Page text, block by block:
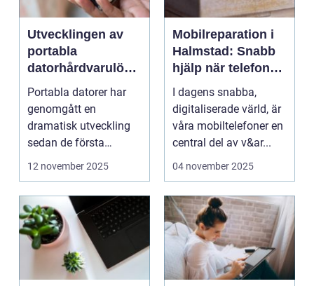
Utvecklingen av
portabla
datorhårdvarulösn
ingar
Portabla datorer har
genomgått en
dramatisk utveckling
sedan de första
bärbara model...
12 november 2025
Mobilreparation i
Halmstad: Snabb
hjälp när telefonen
gått sönder
I dagens snabba,
digitaliserade värld, är
våra mobiltelefoner en
central del av v&ar...
04 november 2025